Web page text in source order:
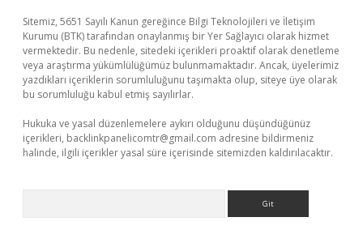
Sitemiz, 5651 Sayılı Kanun gereğince Bilgi Teknolojileri ve İletişim
Kurumu (BTK) tarafından onaylanmış bir Yer Sağlayıcı olarak hizmet
vermektedir. Bu nedenle, sitedeki içerikleri proaktif olarak denetleme
veya araştırma yükümlülüğümüz bulunmamaktadır. Ancak, üyelerimiz
yazdıkları içeriklerin sorumluluğunu taşımakta olup, siteye üye olarak
bu sorumluluğu kabul etmiş sayılırlar.
Hukuka ve yasal düzenlemelere aykırı olduğunu düşündüğünüz
içerikleri, backlinkpanelicomtr@gmail.com adresine bildirmeniz
halinde, ilgili içerikler yasal süre içerisinde sitemizden kaldırılacaktır.